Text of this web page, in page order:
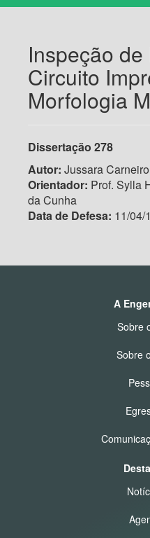
Inspeção
Circuito
Morfologia
Dissertação 278
Autor: Jussara
Orientador: Prof. Sylla
da Cunha
Data de Defesa: 11/04/
A
Sobre
Sobre